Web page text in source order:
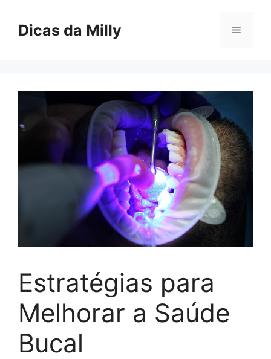
contentDicas da Milly Menu
Estratégias para
Melhorar a Saúde
Bucal